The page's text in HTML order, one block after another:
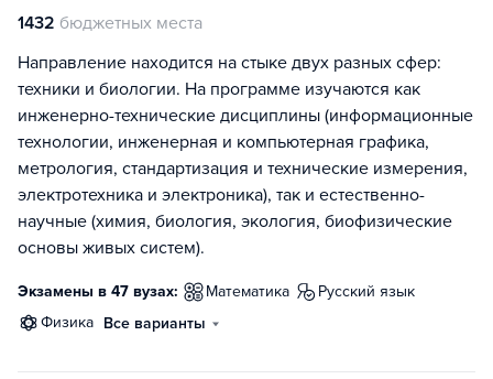
1432 бюджетных места
Направление находится на стыке двух разных сфер:
техники и биологии. На программе изучаются как
инженерно-технические дисциплины (информационные
технологии, инженерная и компьютерная графика,
метрология, стандартизация и технические измерения,
электротехника и электроника), так и естественно-
научные (химия, биология, экология, биофизические
основы живых систем).
Экзамены в 47 вузах: математика
русский язык
физика Все варианты